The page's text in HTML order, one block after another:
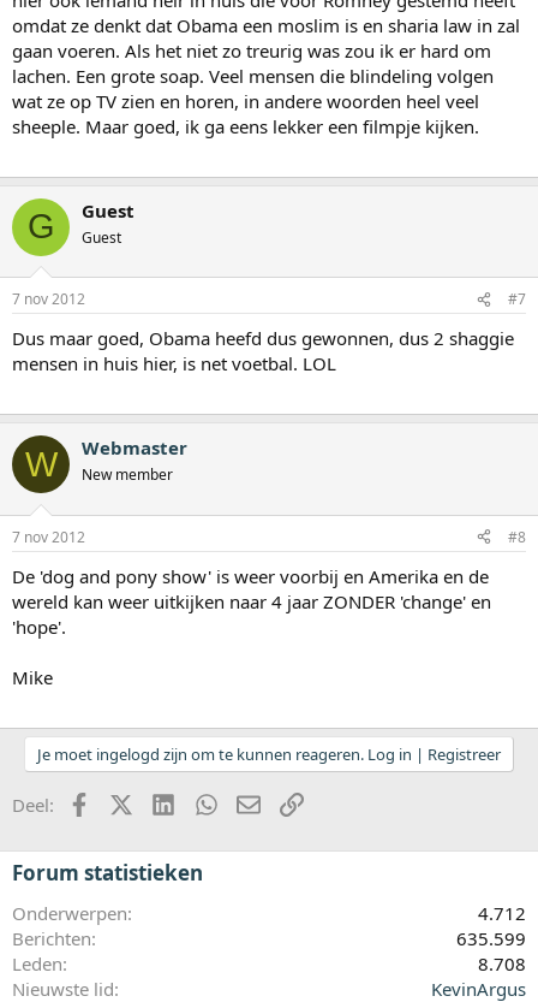
omdat ze denkt dat Obama een moslim is en sharia law in zal
gaan voeren. Als het niet zo treurig was zou ik er hard om
lachen. Een grote soap. Veel mensen die blindeling volgen
wat ze op TV zien en horen, in andere woorden heel veel
sheeple. Maar goed, ik ga eens lekker een filmpje kijken.
G Guest
Guest
7 nov 2012 #7
Dus maar goed, Obama heefd dus gewonnen, dus 2 shaggie
mensen in huis hier, is net voetbal. LOL
W Webmaster
New member
7 nov 2012 #8
De 'dog and pony show' is weer voorbij en Amerika en de
wereld kan weer uitkijken naar 4 jaar ZONDER 'change' en
'hope'.
Mike
Je moet ingelogd zijn om te kunnen reageren. Log in | Registreer
Deel: FacebookX (Twitter)LinkedInWhatsApp
E-mailkoppeling
Forum statistieken
Onderwerpen
4.712
Berichten
635.599
Leden
8.708
Nieuwste lid
KevinArgus